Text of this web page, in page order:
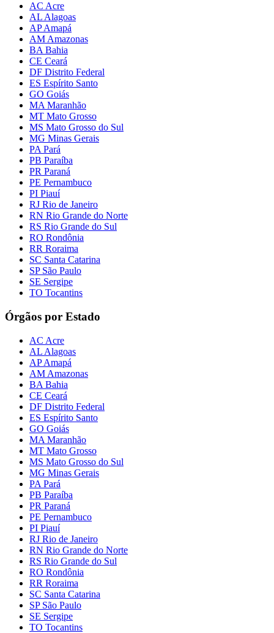
AC Acre
AL Alagoas
AP Amapá
AM Amazonas
BA Bahia
CE Ceará
DF Distrito Federal
ES Espírito Santo
GO Goiás
MA Maranhão
MT Mato Grosso
MS Mato Grosso do Sul
MG Minas Gerais
PA Pará
PB Paraíba
PR Paraná
PE Pernambuco
PI Piauí
RJ Rio de Janeiro
RN Rio Grande do Norte
RS Rio Grande do Sul
RO Rondônia
RR Roraima
SC Santa Catarina
SP São Paulo
SE Sergipe
TO Tocantins
Órgãos por Estado
AC Acre
AL Alagoas
AP Amapá
AM Amazonas
BA Bahia
CE Ceará
DF Distrito Federal
ES Espírito Santo
GO Goiás
MA Maranhão
MT Mato Grosso
MS Mato Grosso do Sul
MG Minas Gerais
PA Pará
PB Paraíba
PR Paraná
PE Pernambuco
PI Piauí
RJ Rio de Janeiro
RN Rio Grande do Norte
RS Rio Grande do Sul
RO Rondônia
RR Roraima
SC Santa Catarina
SP São Paulo
SE Sergipe
TO Tocantins